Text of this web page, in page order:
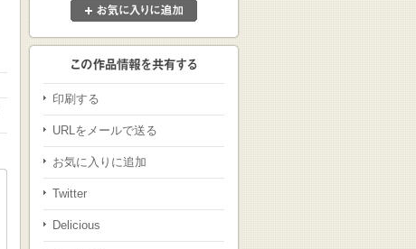
印刷する
URLをメールで送る
お気に入りに追加
Twitter
Delicious